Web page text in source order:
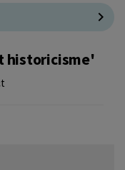
historicisme'